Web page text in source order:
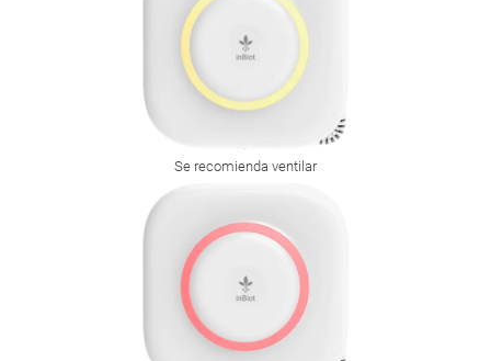
Se recomienda ventilar